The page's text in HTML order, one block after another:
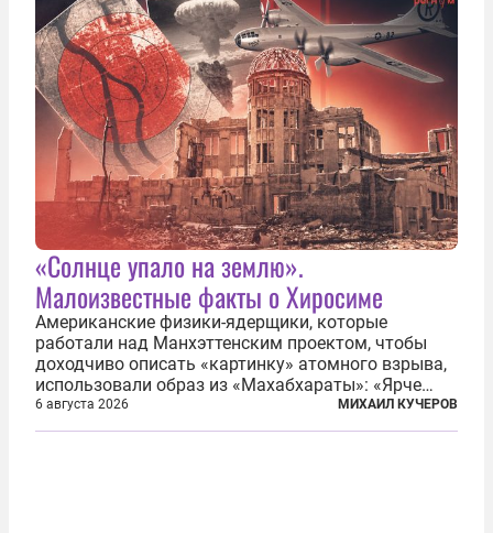
«Солнце упало на землю».
Малоизвестные факты о Хиросиме
Американские физики-ядерщики, которые
работали над Манхэттенским проектом, чтобы
доходчиво описать «картинку» атомного взрыва,
использовали образ из «Махабхараты»: «Ярче
тысячи солнц пылало это пламя». Не все жители
японских городов Хиросимы и Нагасаки, на
6 августа 2026 МИХАИЛ КУЧЕРОВ